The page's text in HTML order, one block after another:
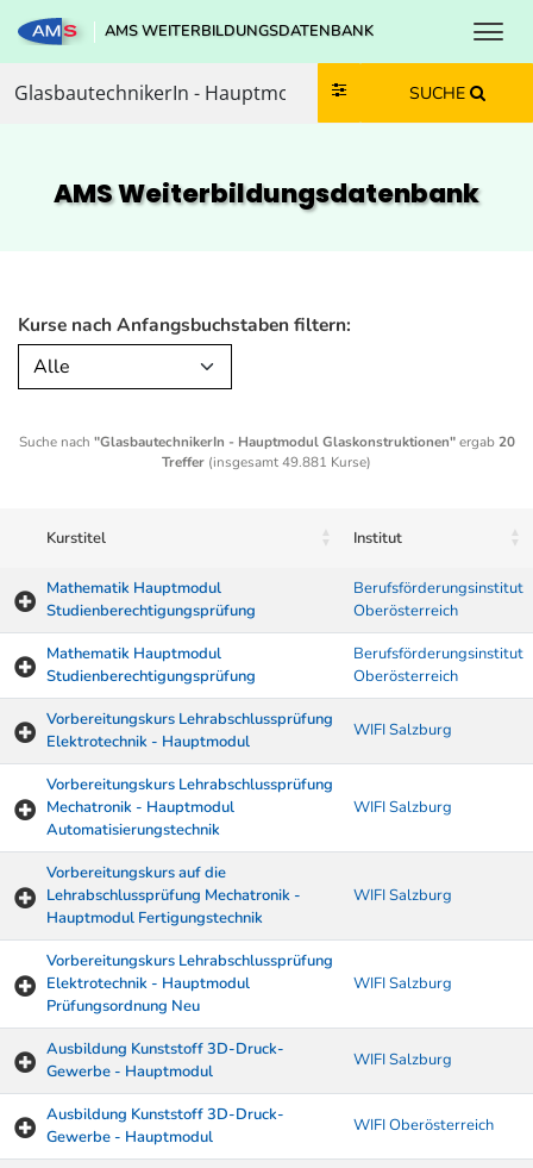
Zum Inhalt springen
Zum Navmenü springen
Zur Suche springen
Zur Footer springen
AMS WEITERBILDUNGSDATENBANK
SUCHE
AMS Weiterbildungs­datenbank
Kurse nach Anfangsbuchstaben filtern:
Alle
Suche nach "GlasbautechnikerIn - Hauptmodul Glaskonstruktionen"ergab 20
Treffer (insgesamt 49.881 Kurse)
Kurstitel Institut
Mathematik Hauptmodul
Studienberechtigungsprüfung
Berufsförderungsinstitut
Oberösterreich
Mathematik Hauptmodul
Studienberechtigungsprüfung
Berufsförderungsinstitut
Oberösterreich
Vorbereitungskurs Lehrabschlussprüfung
Elektrotechnik - Hauptmodul
WIFI Salzburg
Vorbereitungskurs Lehrabschlussprüfung
Mechatronik - Hauptmodul
Automatisierungstechnik
WIFI Salzburg
Vorbereitungskurs auf die
Lehrabschlussprüfung Mechatronik -
Hauptmodul Fertigungstechnik
WIFI Salzburg
Vorbereitungskurs Lehrabschlussprüfung
Elektrotechnik - Hauptmodul
Prüfungsordnung Neu
WIFI Salzburg
Ausbildung Kunststoff 3D-Druck-
Gewerbe - Hauptmodul
WIFI Salzburg
Ausbildung Kunststoff 3D-Druck-
Gewerbe - Hauptmodul
WIFI Oberösterreich